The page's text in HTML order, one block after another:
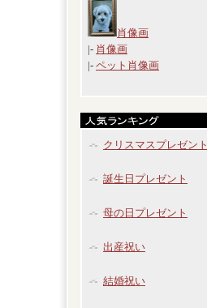
肖像画
|- 肖像画
|- ペット肖像画
クリスマスプレゼント
誕生日プレゼント
母の日プレゼント
出産祝い
結婚祝い